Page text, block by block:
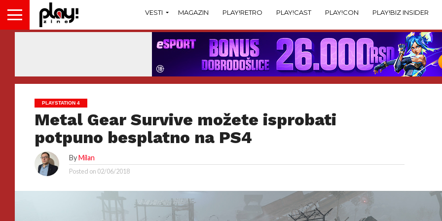
VESTI MAGAZIN PLAY!RETRO PLAY!CAST PLAY!CON PLAY!BIZ INSIDER
PLAYSTATION 4
Metal Gear Survive možete isprobati
potpuno besplatno na PS4
By Milan
Posted on 02/06/2018